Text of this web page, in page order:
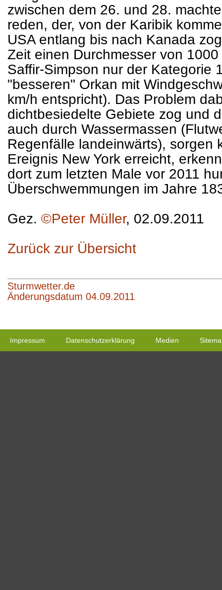
zwischen dem 26. und 28.
reden, der, von der Karibik
USA entlang bis nach Kanada
Zeit einen Durchmesser von
Saffir-Simpson nur der Kategorie
"besseren" Orkan mit
km/h entspricht). Das Problem
dichtbesiedelte Gebiete zog und
auch durch Wassermassen
Regenfälle landeinwärts), sorgen
Ereignis New York erreicht,
dort zum letzten Male vor 2011
Überschwemmungen im Jahre
Gez. ©Peter Müller, 02.09.2011
Zurück zur Übersicht
Sturmwetter.de
Änderungsdatum 04.09.2011
Impressum Datenschutzerklärung Medien